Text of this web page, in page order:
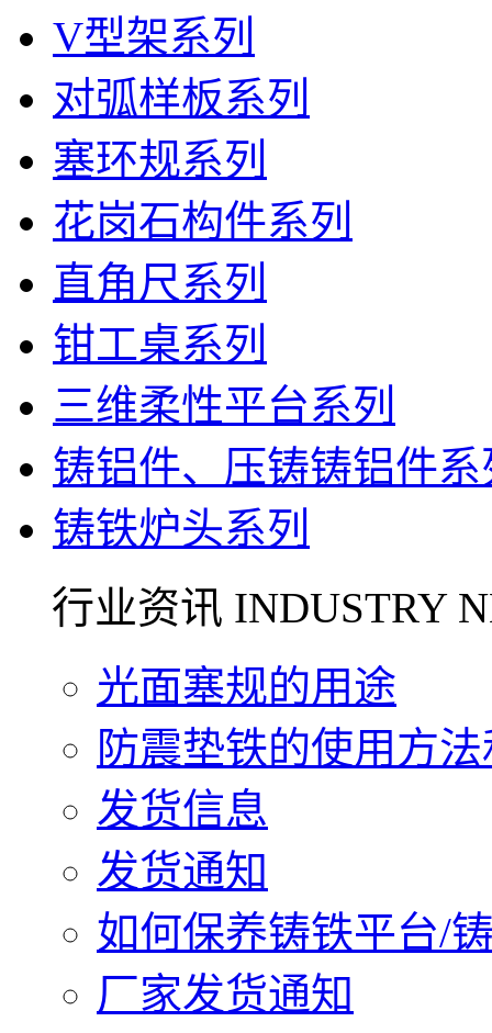
V型架系列
对弧样板系列
塞环规系列
花岗石构件系列
直角尺系列
钳工桌系列
三维柔性平台系列
铸铝件、压铸铸铝件系
铸铁炉头系列
行业资讯 INDUSTRY
光面塞规的用途
防震垫铁的使用方
发货信息
发货通知
如何保养铸铁平台/
厂家发货通知